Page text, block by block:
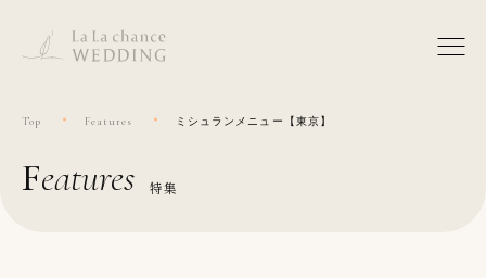
Top Features ミシュランメニュー【東京】
features 特集